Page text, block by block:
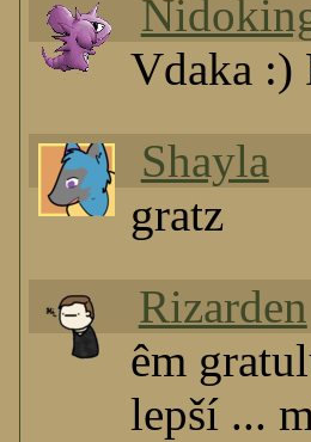
Vdaka :)
Shayla
gratz
Rizarden
êm
lepší ...